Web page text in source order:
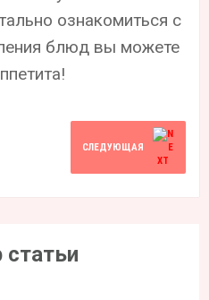
ознакомиться с
блюд вы можете
СЛЕДУЮЩАЯ
статьи